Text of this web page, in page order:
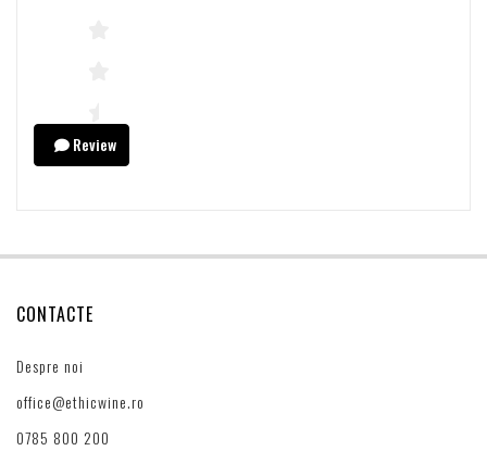
Review
CONTACTE
Despre noi
office@ethicwine.ro
0785 800 200